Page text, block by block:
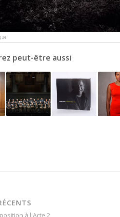
peut-être aussi
à l'Acte 2